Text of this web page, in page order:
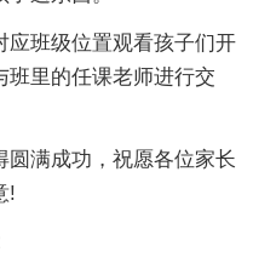
应班级位置观看孩子们开
班里的任课老师进行交
圆满成功，祝愿各位家长
!